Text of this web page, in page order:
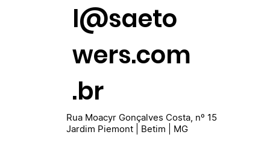
l@saeto
wers.com
.br
Rua Moacyr Gonçalves Costa, nº 15
Jardim Piemont | Betim | MG